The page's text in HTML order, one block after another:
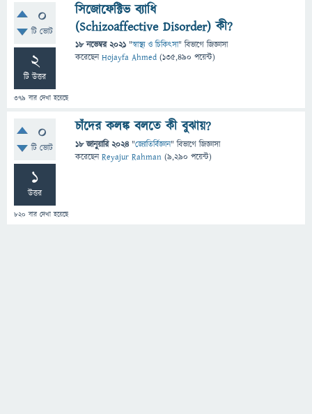
0
টি ভোট
2
টি উত্তর
379 বার দেখা হয়েছে
সিজোফেক্টিভ ব্যাধি
(Schizoaffective Disorder) কী?
18 নভেম্বর 2021 "স্বাস্থ্য ও চিকিৎসা" বিভাগে জিজ্ঞাসা
করেছেনHojayfa Ahmed (135,490 পয়েন্ট)
0
টি ভোট
1
উত্তর
820 বার দেখা হয়েছে
চাঁদের কলঙ্ক বলতে কী বুঝায়?
18 জানুয়ারি 2024 "জ্যোতির্বিজ্ঞান" বিভাগে জিজ্ঞাসা
করেছেনReyajur Rahman (9,290 পয়েন্ট)